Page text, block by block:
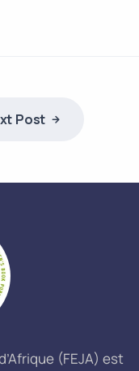
Post
(FEJA) est